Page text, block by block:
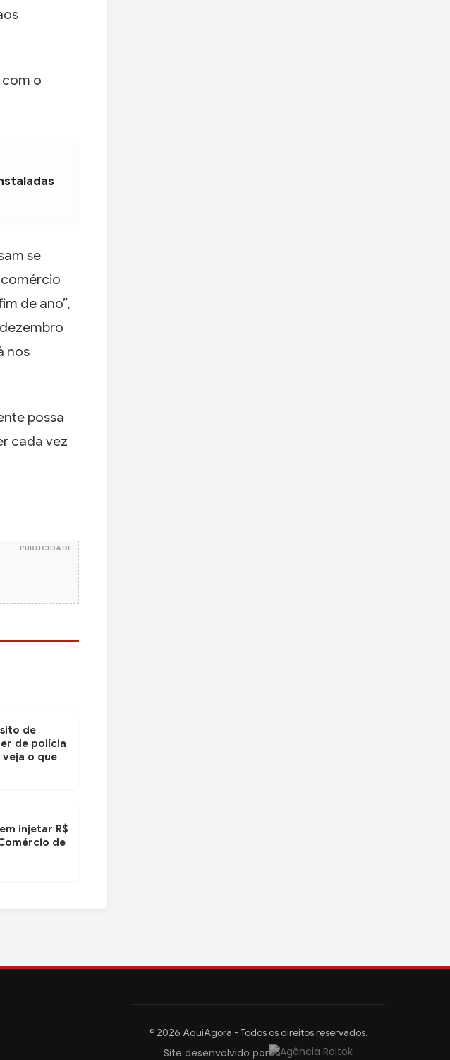
o
se
de ano”,
nos
possa
cada vez
PUBLICIDADE
de
de polícia
o que
injetar R$
de
© 2026 AquiAgora - Todos os direitos reservados.
Site desenvolvido por